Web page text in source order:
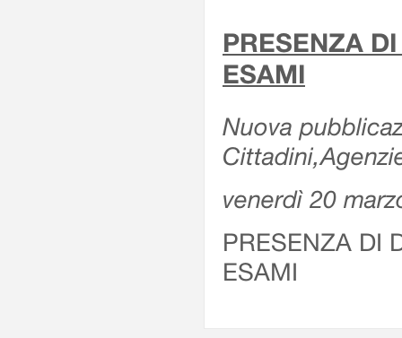
PRESENZA
ESAMI
Nuova
venerdì 20
PRESENZA DI
ESAMI